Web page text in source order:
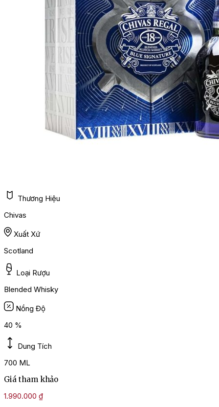
Thương Hiệu
Chivas
Xuất Xứ
Scotland
Loại Rượu
Blended Whisky
Nồng Độ
40 %
Dung Tích
700 ML
Giá tham khảo
1.990.000 ₫